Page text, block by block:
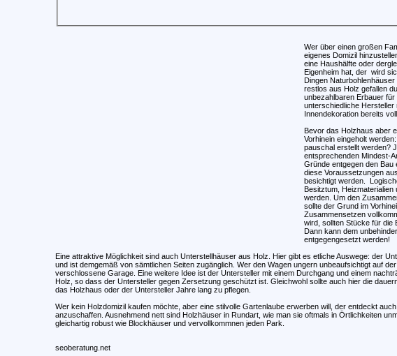
Wer über einen großen
eigenes Domizil
eine Haushälfte oder
Eigenheim hat, der wird
Dingen
restlos aus Holz gefallen
unbezahlbaren Erbauer
unterschiedliche Hersteller
Innendekoration bereits
Bevor das Holzhaus aber
Vorhinein eingeholt
pauschal erstellt werden?
entsprechenden Mindest-
Gründe entgegen den
diese Voraussetzungen
besichtigt werden.
Besitztum, Heizmaterialien
werden. Um den
sollte der Grund im
Zusammensetzen
wird, sollten Stücke für die
Dann kann dem
entgegengesetzt werden!
Eine attraktive Möglichkeit sind auch Unterstellhäuser aus Holz. Hier gibt es etliche Auswege: der
und ist demgemäß von sämtlichen Seiten zugänglich. Wer den Wagen ungern unbeaufsichtigt auf
verschlossene Garage. Eine weitere Idee ist der Untersteller mit einem Durchgang und einem
Holz, so dass der Untersteller gegen Zersetzung geschützt ist. Gleichwohl sollte auch hier die
das Holzhaus oder der Untersteller Jahre lang zu pflegen.
Wer kein Holzdomizil kaufen möchte, aber eine stilvolle Gartenlaube erwerben will, der entdeckt
anzuschaffen. Ausnehmend nett sind Holzhäuser in Rundart, wie man sie oftmals in Örtlichkeiten
gleichartig robust wie Blockhäuser und vervollkommnen jeden Park.
seoberatung.net